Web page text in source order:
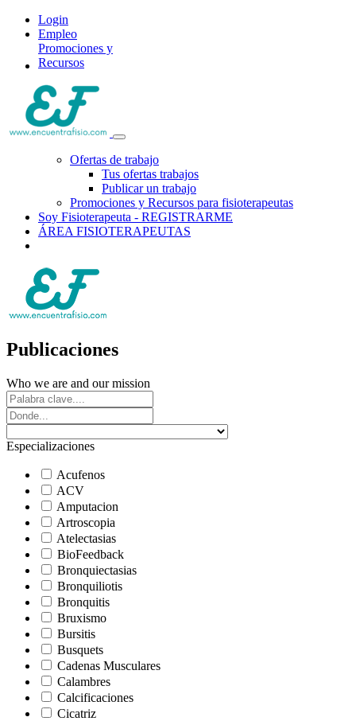
Login
Empleo
Promociones y
Recursos
Ofertas de trabajo
Tus ofertas trabajos
Publicar un trabajo
Promociones y Recursos para fisioterapeutas
Soy Fisioterapeuta - REGISTRARME
ÁREA FISIOTERAPEUTAS
Publicaciones
Who we are and our mission
Especializaciones
Acufenos
ACV
Amputacion
Artroscopia
Atelectasias
BioFeedback
Bronquiectasias
Bronquiliotis
Bronquitis
Bruxismo
Bursitis
Busquets
Cadenas Musculares
Calambres
Calcificaciones
Cicatriz